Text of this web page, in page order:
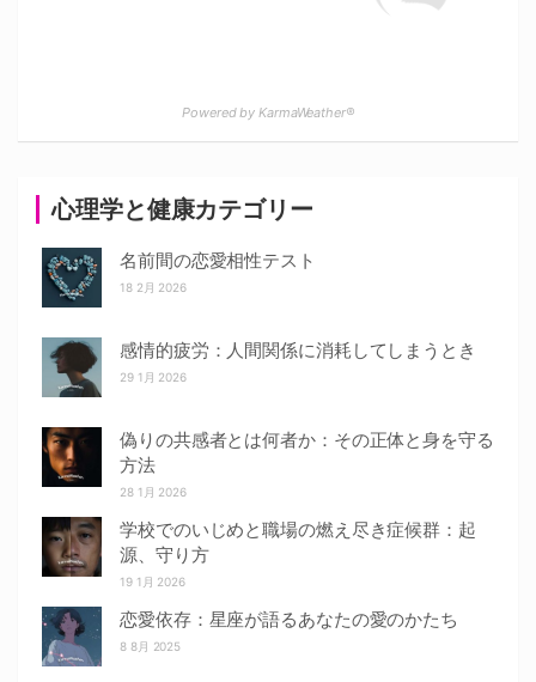
心理学と健康カテゴリー
名前間の恋愛相性テスト
18 2月 2026
感情的疲労：人間関係に消耗してしまうとき
29 1月 2026
偽りの共感者とは何者か：その正体と身を守る
方法
28 1月 2026
学校でのいじめと職場の燃え尽き症候群：起
源、守り方
19 1月 2026
恋愛依存：星座が語るあなたの愛のかたち
8 8月 2025
Powered by KarmaWeather®